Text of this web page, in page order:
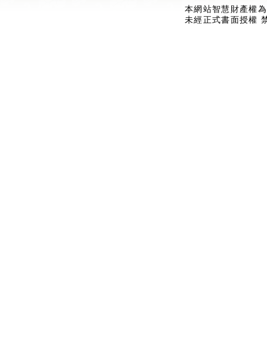
本網站智慧財產權
未經正式書面授權